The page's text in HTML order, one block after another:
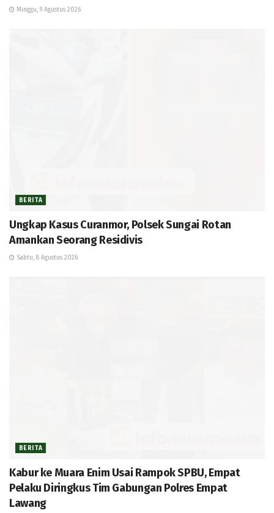
Minggu, 9 Agustus 2026
BERITA
Ungkap Kasus Curanmor, Polsek Sungai Rotan
Amankan Seorang Residivis
Sabtu, 8 Agustus 2026
BERITA
Kabur ke Muara Enim Usai Rampok SPBU, Empat
Pelaku Diringkus Tim Gabungan Polres Empat
Lawang